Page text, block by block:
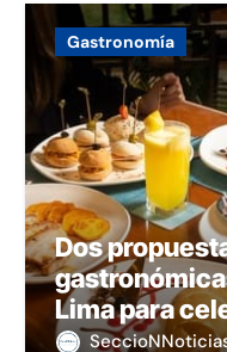
Gastronomía
Dos
Lima para
Fiestas